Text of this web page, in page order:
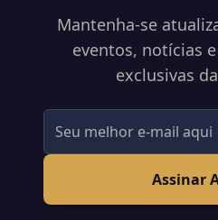
Mantenha-se
eventos, notícias
exclusivas
Assinar